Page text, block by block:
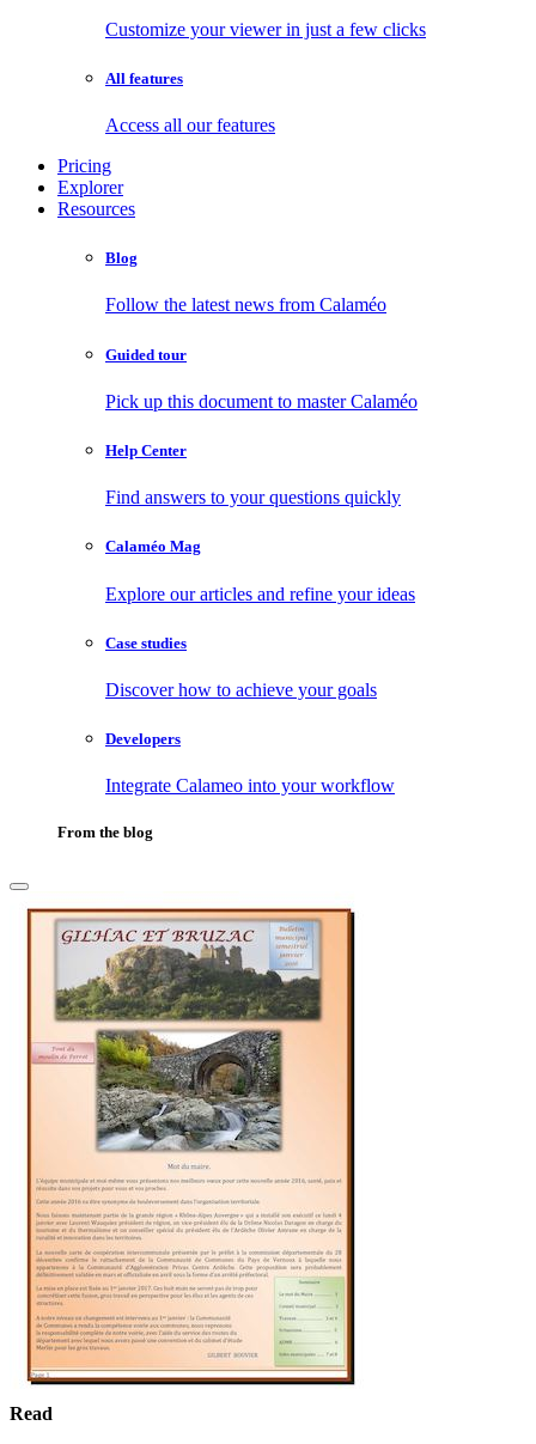
Customize your viewer in just a few clicks
All features
Access all our features
Pricing
Explorer
Resources
Blog
Follow the latest news from Calaméo
Guided tour
Pick up this document to master Calaméo
Help Center
Find answers to your questions quickly
Calaméo Mag
Explore our articles and refine your ideas
Case studies
Discover how to achieve your goals
Developers
Integrate Calameo into your workflow
From the blog
Read